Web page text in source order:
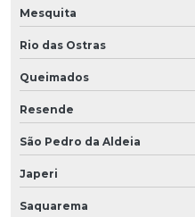
Mesquita
Rio das Ostras
Queimados
Resende
São Pedro da Aldeia
Japeri
Saquarema